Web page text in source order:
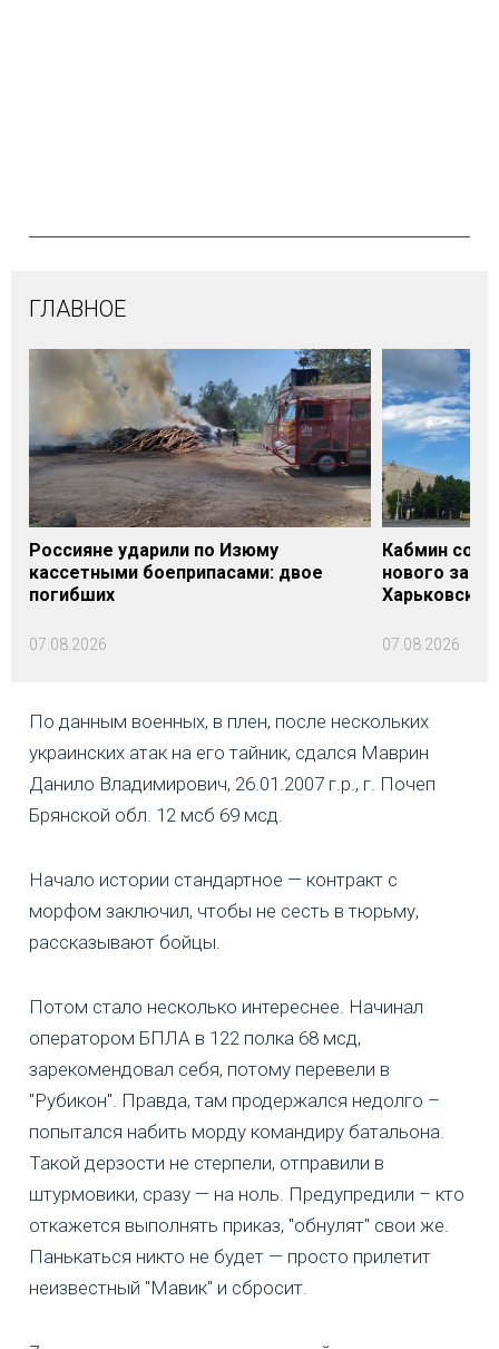
ГЛАВНОЕ
Россияне ударили по Изюму
кассетными боеприпасами: двое
погибших
07.08.2026
Кабмин
нового
07.08.2026
По данным военных, в плен, после нескольких
украинских атак на его тайник, сдался Маврин
Данило Владимирович, 26.01.2007 г.р., г. Почеп
Брянской обл. 12 мсб 69 мсд.
Начало истории стандартное — контракт с
морфом заключил, чтобы не сесть в тюрьму,
рассказывают бойцы.
Потом стало несколько интереснее. Начинал
оператором БПЛА в 122 полка 68 мсд,
зарекомендовал себя, потому перевели в
"Рубикон". Правда, там продержался недолго –
попытался набить морду командиру батальона.
Такой дерзости не стерпели, отправили в
штурмовики, сразу — на ноль. Предупредили – кто
откажется выполнять приказ, "обнулят" свои же.
Панькаться никто не будет — просто прилетит
неизвестный "Мавик" и сбросит.